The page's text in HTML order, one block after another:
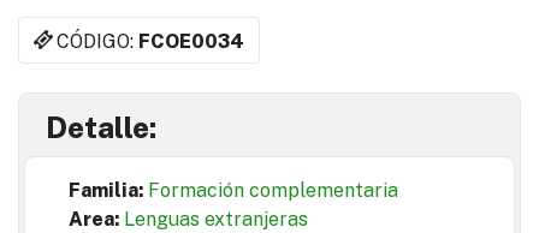
CÓDIGO: FCOE0034
Detalle:
Familia: Formación complementaria
Area: Lenguas extranjeras